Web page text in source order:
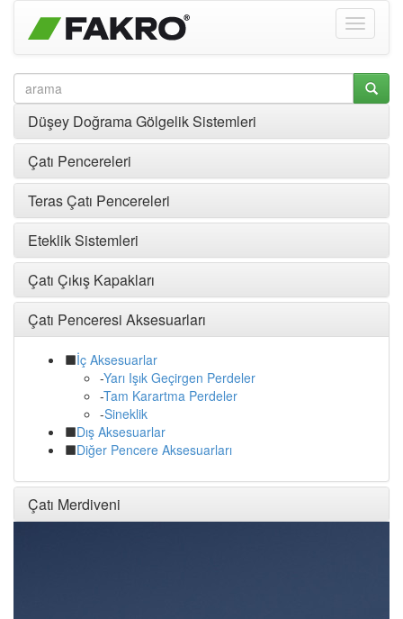
Düşey Doğrama Gölgelik Sistemleri
Çatı Pencereleri
Teras Çatı Pencereleri
Eteklik Sistemleri
Çatı Çıkış Kapakları
Çatı Penceresi Aksesuarları
İç Aksesuarlar
-Yarı Işık Geçirgen Perdeler
-Tam Karartma Perdeler
-Sineklik
Dış Aksesuarlar
Diğer Pencere Aksesuarları
Çatı Merdiveni